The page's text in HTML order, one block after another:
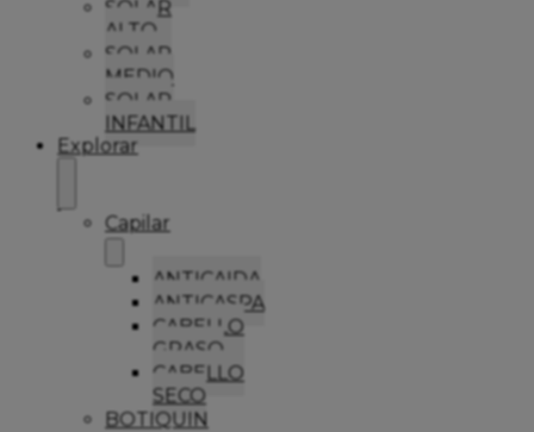
SOLAR
ALTO
SOLAR
MEDIO
SOLAR
INFANTIL
Explorar
Capilar
ANTICAIDA
ANTICASPA
CABELLO
GRASO
CABELLO
SECO
BOTIQUIN